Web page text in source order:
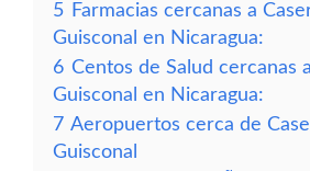
5 Farmacias cercanas a
Guisconal en Nicaragua:
6 Centos de Salud cercanas
Guisconal en Nicaragua:
7 Aeropuertos cerca de
Guisconal